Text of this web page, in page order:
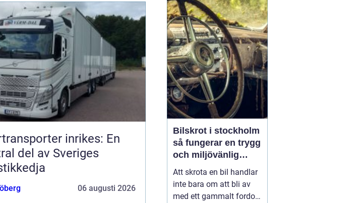
inrikes: En
del av Sveriges
06 augusti 2026
välplanerade rutter,
samordnade flöden och
moderna fordon kan
före...
Bilskrot i stockholm
så fungerar en trygg
och miljövänlig
skrotning
Att skrota en bil handlar
inte bara om att bli av
med ett gammalt fordon.